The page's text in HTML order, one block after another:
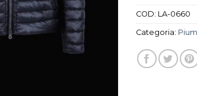
COD: LA-0660
Categoria: